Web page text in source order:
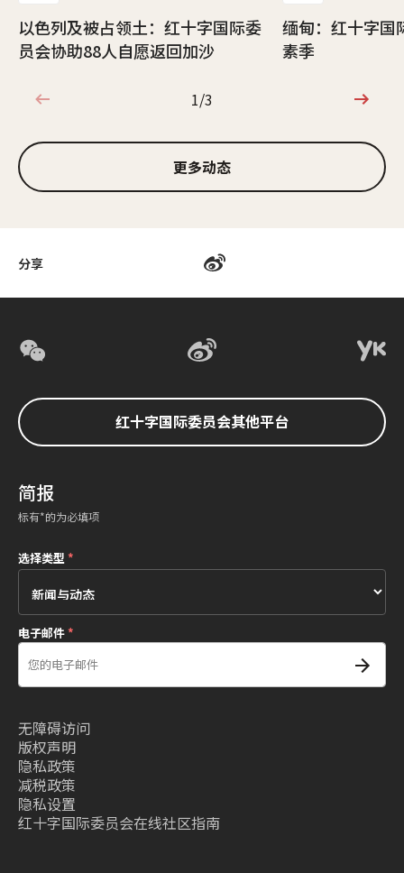
分享
以色列及被占领土：红十字国际委
员会协助88人自愿返回加沙
缅甸：红十字国
素季
1/3
1/3
更多动态
红十字国际委员会其他平台
简报
标有*的为必填项
选择类型*
电子邮件*
无障碍访问
版权声明
隐私政策
减税政策
隐私设置
红十字国际委员会在线社区指南